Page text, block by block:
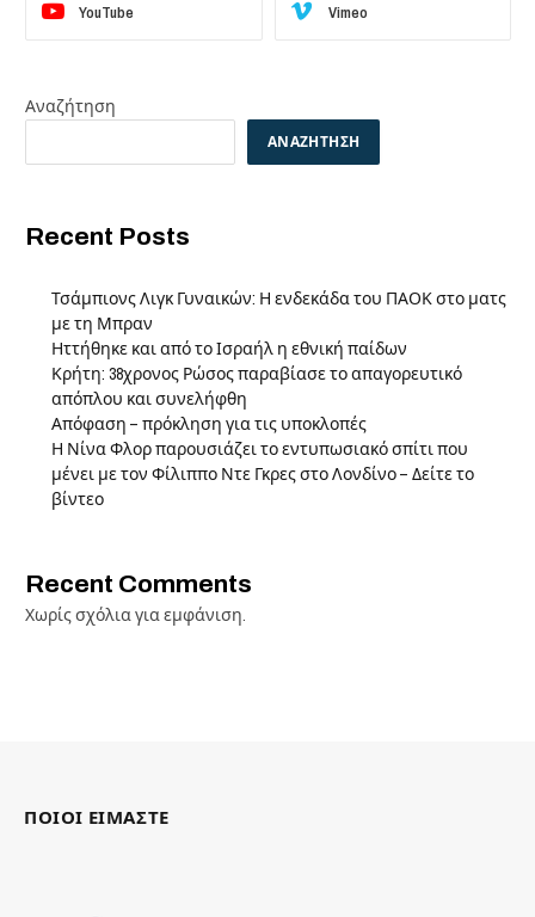
YouTube Vimeo
Αναζήτηση
ΑΝΑΖΉΤΗΣΗ
Recent Posts
Τσάμπιονς Λιγκ Γυναικών: Η ενδεκάδα του ΠΑΟΚ στο ματς
με τη Μπραν
Ηττήθηκε και από το Ισραήλ η εθνική παίδων
Κρήτη: 38χρονος Ρώσος παραβίασε το απαγορευτικό
απόπλου και συνελήφθη
Απόφαση – πρόκληση για τις υποκλοπές
Η Νίνα Φλορ παρουσιάζει το εντυπωσιακό σπίτι που
μένει με τον Φίλιππο Ντε Γκρες στο Λονδίνο – Δείτε το
βίντεο
Recent Comments
Χωρίς σχόλια για εμφάνιση.
ΠΟΙΟΙ ΕΙΜΑΣΤΕ